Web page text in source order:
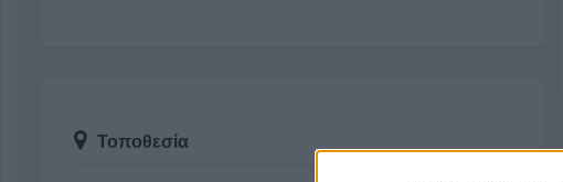
Τοποθεσία